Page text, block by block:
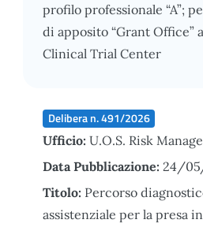
profilo professionale “A”;
di apposito “Grant Office”
Clinical Trial Center
Delibera n. 491/2026
Ufficio: U.O.S. Risk
Data Pubblicazione: 24/
Titolo: Percorso
assistenziale per la presa